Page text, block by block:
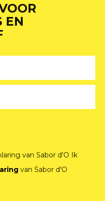
EN
van Sabor d'O Ik
van Sabor d'O